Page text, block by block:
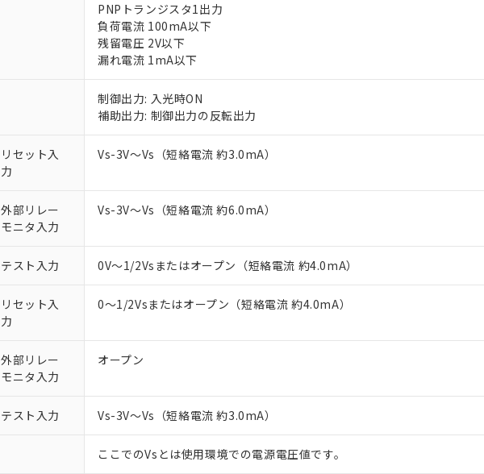
PNPトランジスタ1出力
負荷電流 100mA以下
残留電圧 2V以下
漏れ電流 1mA以下
制御出力: 入光時ON
補助出力: 制御出力の反転出力
リセット入
力
Vs-3V～Vs（短絡電流 約3.0mA）
外部リレー
モニタ入力
Vs-3V～Vs（短絡電流 約6.0mA）
テスト入力 0V～1/2Vsまたはオープン（短絡電流 約4.0mA）
リセット入
力
0～1/2Vsまたはオープン（短絡電流 約4.0mA）
外部リレー
モニタ入力
オープン
テスト入力 Vs-3V～Vs（短絡電流 約3.0mA）
ここでのVsとは使用環境での電源電圧値です。
ご利用条件
以下の条件をお読みいただき、同意のうえご利用ください。
本サービスは、当社制御機器事業取扱商品の当社在庫状況および標準価格(税抜)を
くものです。
当社制御機器事業取扱商品の中には、本サービスの対象外となる商品もあることを
在庫状況および標準価格照会結果は、記載している更新日時点での社内データに
のであり、閲覧された時点での実際の在庫および標準価格とは異なる場合があるこ
正式な納期状況および標準価格はお客様のお取引先、またはお客様担当のオムロン
当社販売員にご相談ください。
す。
マイパーツ機能（部品リスト作成サービス）をご利用いただくには、I-Webメンバ
ている必要があります。
お客様が当ウェブサイト上で当社にご登録された部品リストについて、当社および
が、当社の製品・サービスに関するお客様との取引・商談に必要な範囲で利用す
"個人情報の共同利用に関して"
※1 対応状況
対応済み：EU RoHS指令（10物質）の非含有に対応した製品が提供可能な商品です。
対応予定：EU RoHS指令（10物質）の非含有に対応した製品に切り替える予定のある
対応予定なし：EU RoHS指令（10物質）の非含有に非対応の商品で、対応品を出す予
調査・確認中：EU RoHS指令（10物質）の非含有の対応状況を調査中または確認中の商
非該当品：ライセンス料など無形物で、有害物質有無と関係のない商品です。
があります。
*EU RoHS指令（10物質）：
鉛(Pb) 1000ppm以下、 水銀(Hg) 1000ppm以下、 カドミウム(Cd) 100ppm以下、
六価クロム(Cr(Ⅵ)) 1000ppm以下、ポリ臭化ビフェニル類(PBB) 1000ppm以下、ポリ臭化ジフェニルエーテル類
フタル酸ビス(2-エチルヘキシル) (DEHP)(別名：DOP) 1000ppm以下、フタル酸ブチルベンジル（BBP）
ル（DBP） 1000ppm以下、フタル酸ジイソブチル (DIBP) 1000ppm以下
フタル酸エステル類の４物質については閾値を超える意図的な使用がないことを確認しています。
※2 対応予定月
※3 非含有証明書ダウンロード
下記の非含有証明書をダウンロードすることができます。
※1 中国RoHS○×表
「×」：最大均質材料含有率が中国RoHSの基準値を超えていることを示します。
「－」：未確認です。当社販売部門へお問い合わせください。
Cr(Ⅵ)(六価クロム) : 1000ppm、 PBBs(ポリ臭化ビフェニル類) : 1000ppm、 PBDEs(ポリ臭化ジフェニルエーテ
DBP(フタル酸ジブチル) : 1000ppm、 DIBP(フタル酸ジイソブチル) : 1000ppm、 BBP(フタル酸ブチルベンジル)
DEHP(フタル酸ビス(2-エチルヘキシル)) : 1000ppm
※2 環境保護使用期限
「ｅ」：有害物質（10物質）のすべてが基準値以下であることを示します。
「10」：通常の使用状況下において有害物質が外部に漏えいし、環境に深刻な影響を及
「－」：未確認です。当社販売部門へお問い合わせください。
当社は、これら貴社製品のうち、外国為替および外国貿易法に定める商品（以下｢
う）を輸出または国外への提供する場合は、日本国政府の輸出許可(または役務取
などの必要な手続きをとります。
当社は規制貨物を破棄する場合は、完全に破砕するなど、違法に輸出されないよ
ます。
当社は貴社製品を、核兵器、ミサイル、化学兵器、生物兵器またはその他武器並
置等に一切使用いたしません。
当社は、貴社製品を第三者に販売する場合は、上記1、2および3の内容を当該第三
合意する キャンセル
記
号
○ 一定数以上の在庫あり
△ 一定数には満たないが在庫あり
－
在庫なし(最新の在庫状況については、お客様のお取引先、またはお客様担当
機器販売店・当社販売員にご確認ください)
空
白
受注生産機種、また在庫状況の情報を公開していない機種